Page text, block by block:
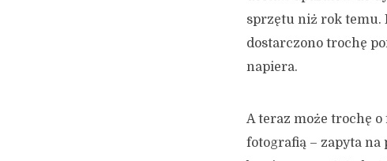
sprzętu niż rok temu.
dostarczono trochę
napiera.
A teraz może trochę
fotografią – zapyta na